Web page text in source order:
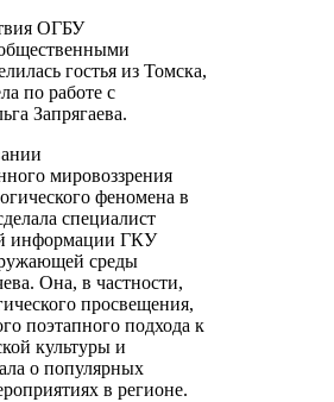
ОГБУ
гостья из Томска,
по работе с
Запрягаева.
мировоззрения
феномена в
специалист
информации ГКУ
среды
Она, в частности,
просвещения,
поэтапного подхода к
культуры и
о популярных
в регионе.